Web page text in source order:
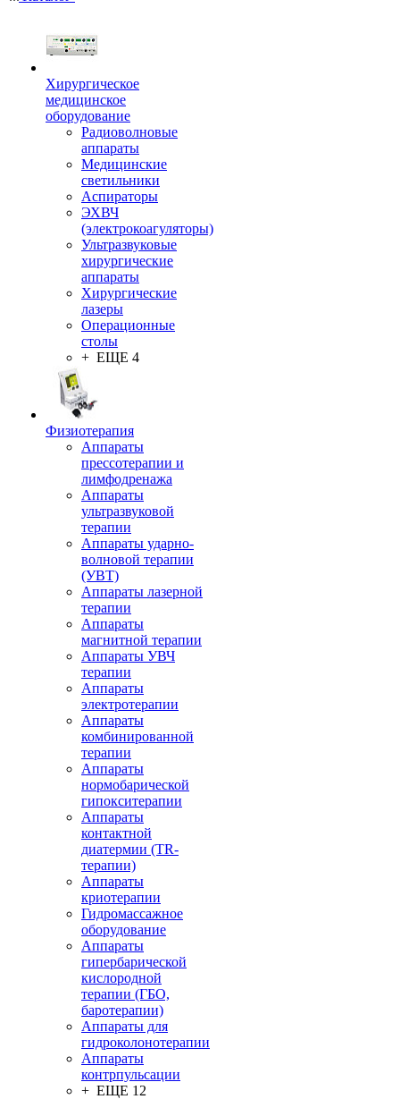
Хирургическое
медицинское
оборудование
Радиоволновые
аппараты
Медицинские
светильники
Аспираторы
ЭХВЧ
(электрокоагуляторы)
Ультразвуковые
хирургические
аппараты
Хирургические
лазеры
Операционные
столы
+ ЕЩЕ 4
Физиотерапия
Аппараты
прессотерапии и
лимфодренажа
Аппараты
ультразвуковой
терапии
Аппараты ударно-
волновой терапии
(УВТ)
Аппараты лазерной
терапии
Аппараты
магнитной терапии
Аппараты УВЧ
терапии
Аппараты
электротерапии
Аппараты
комбинированной
терапии
Аппараты
нормобарической
гипокситерапии
Аппараты
контактной
диатермии (TR-
терапии)
Аппараты
криотерапии
Гидромассажное
оборудование
Аппараты
гипербарической
кислородной
терапии (ГБО,
баротерапии)
Аппараты для
гидроколонотерапии
Аппараты
контрпульсации
+ ЕЩЕ 12